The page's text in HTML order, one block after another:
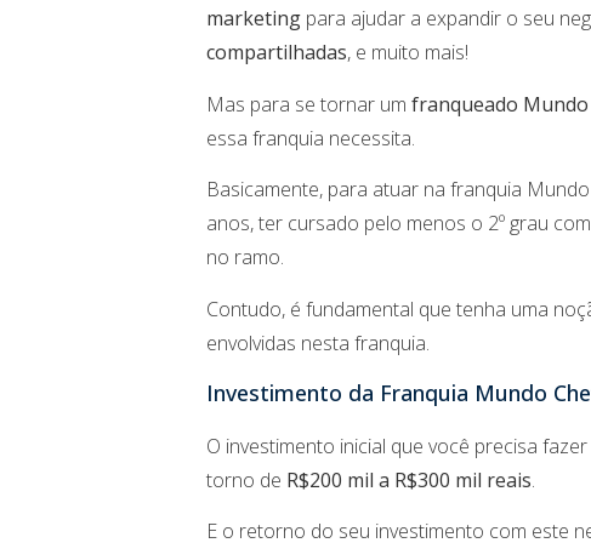
marketing para ajudar a expandir o seu
compartilhadas, e muito mais!
Mas para se tornar um franqueado
essa franquia necessita.
Basicamente, para atuar na franquia
anos, ter cursado pelo menos o 2º grau
no ramo.
Contudo, é fundamental que tenha uma
envolvidas nesta franquia.
Investimento da Franquia Mundo
O investimento inicial que você precisa
torno de R$200 mil a R$300 mil reais.
E o retorno do seu investimento com este